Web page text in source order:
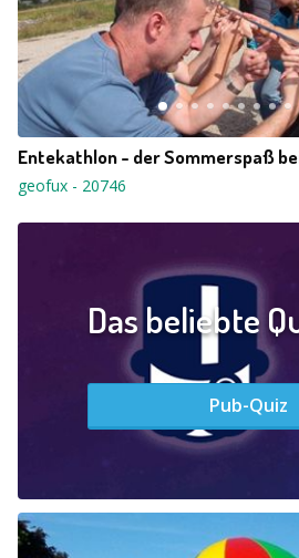
Entekathlon - der Sommerspaß
geofux - 20746
Das beliebte
Pub-Quiz